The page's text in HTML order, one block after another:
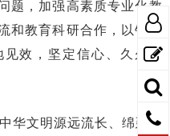
题，加强高素质专业化教
和教育科研合作，以钉钉
效，坚定信心、久久为
华文明源远流长、绵延不